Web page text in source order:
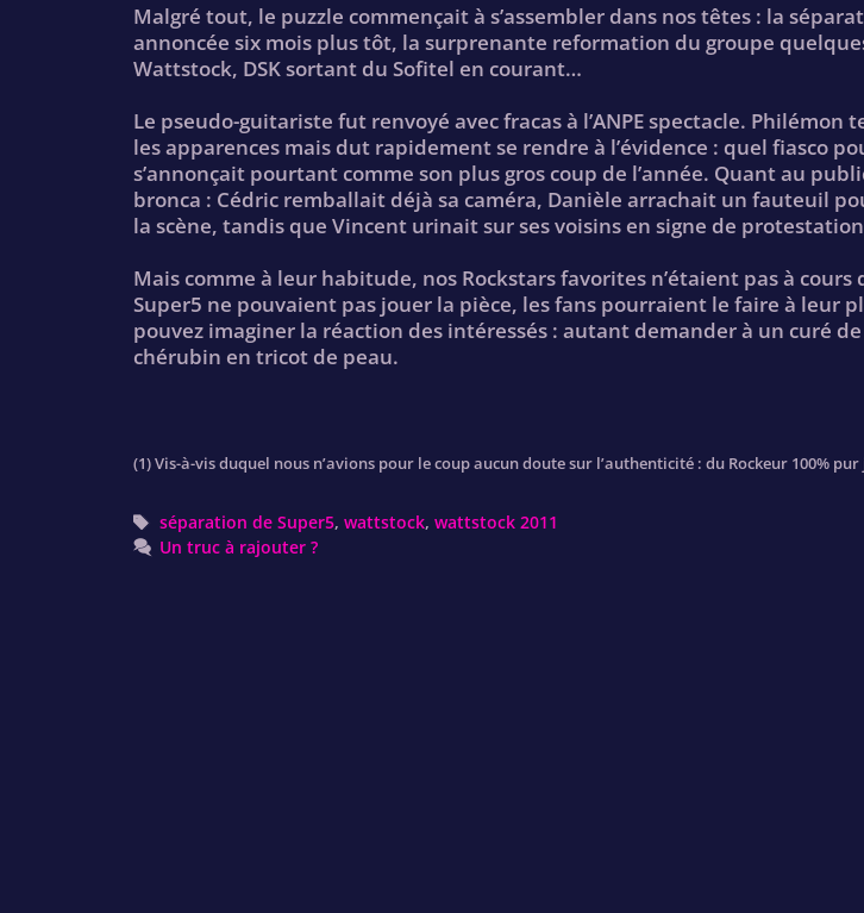
Malgré tout, le puzzle commençait à s’assembler dans nos têtes : la
annoncée six mois plus tôt, la surprenante reformation du groupe
Wattstock, DSK sortant du Sofitel en courant…
Le pseudo-guitariste fut renvoyé avec fracas à l’ANPE spectacle. Philémon
les apparences mais dut rapidement se rendre à l’évidence : quel fiasco
s’annonçait pourtant comme son plus gros coup de l’année. Quant au
bronca : Cédric remballait déjà sa caméra, Danièle arrachait un fauteuil
la scène, tandis que Vincent urinait sur ses voisins en signe de
Mais comme à leur habitude, nos Rockstars favorites n’étaient pas à cours
Super5 ne pouvaient pas jouer la pièce, les fans pourraient le faire à leur
pouvez imaginer la réaction des intéressés : autant demander à un curé
chérubin en tricot de peau.
(1) Vis-à-vis duquel nous n’avions pour le coup aucun doute sur l’authenticité : du Rockeur 100% pur
Tags
séparation de Super5, wattstock, wattstock 2011
Un truc à rajouter ?